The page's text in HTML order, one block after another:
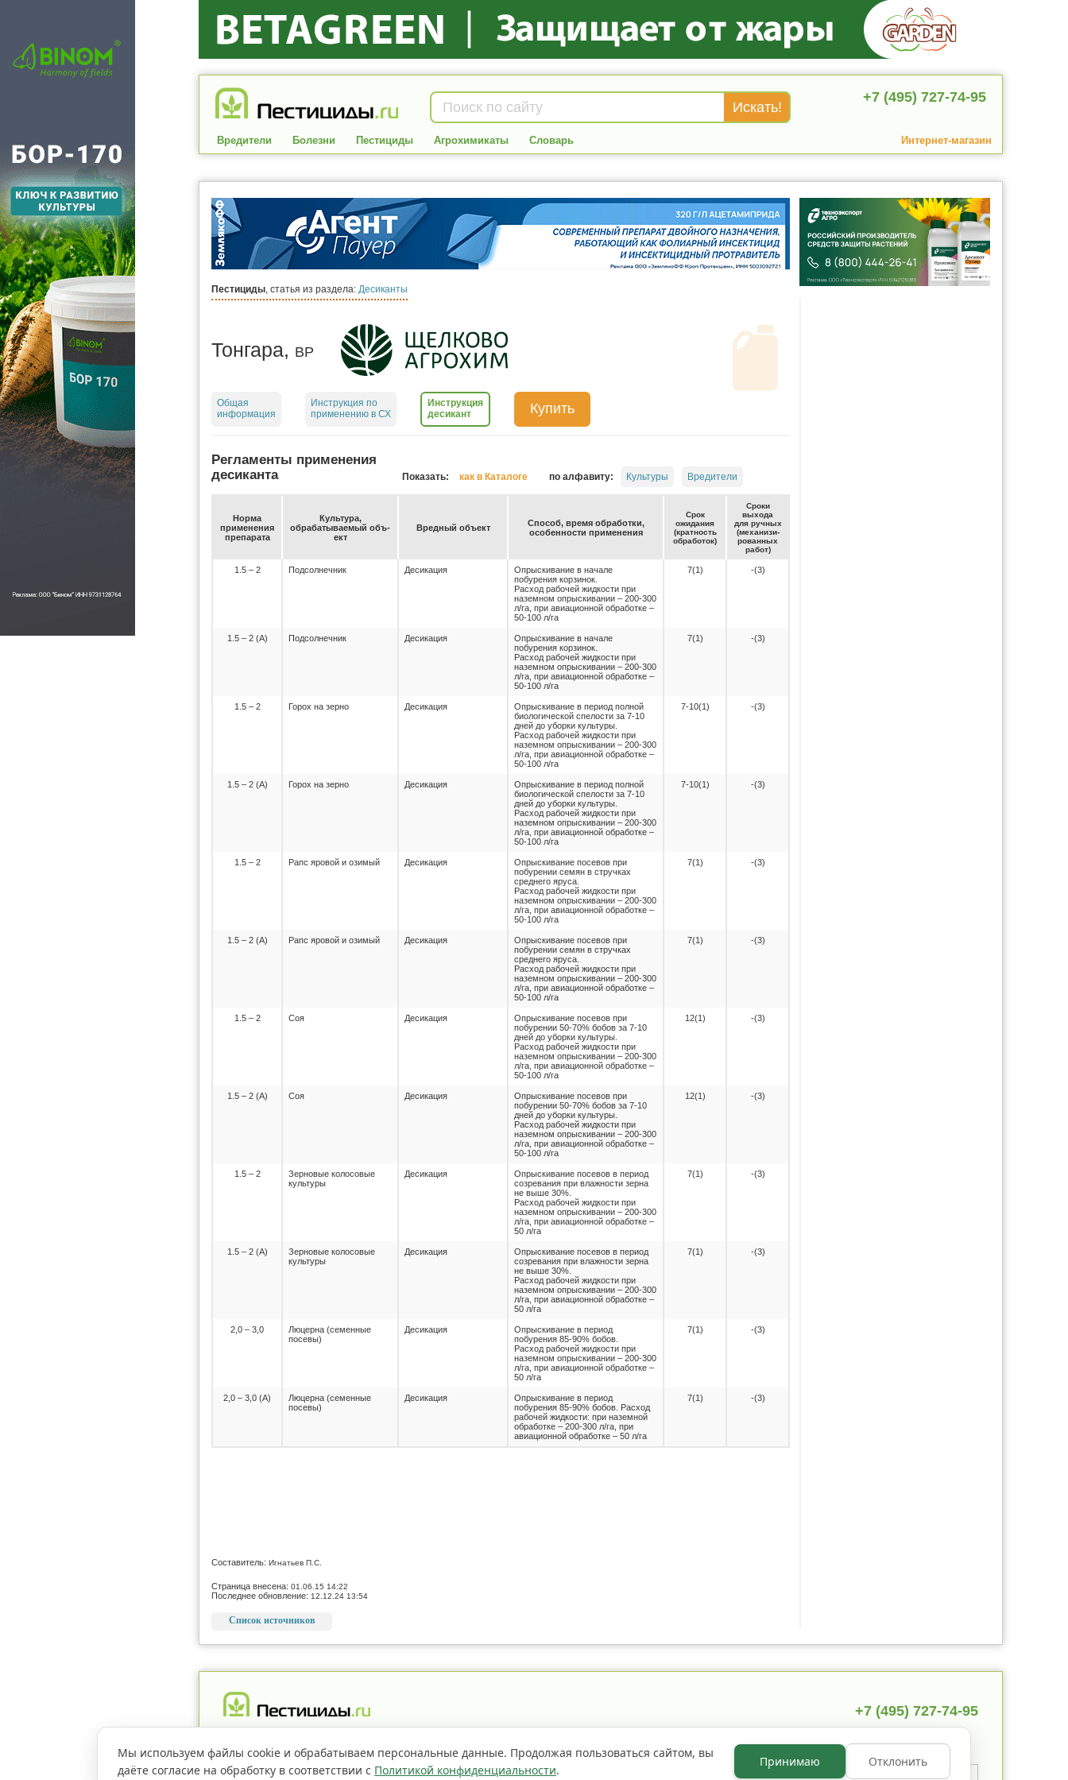
+7 (495) 727-74-95
Вредители Болезни Пестициды Агрохимикаты Словарь Интернет-магазин
Пестициды, статья из раздела: Десиканты
Тонгара, ВР
Общая
информация
Инструкция по
применению в СХ
Инструкция
десикант
Купить
Регламенты применения
десиканта
Показать: как в Каталоге по алфавиту: Культуры Вредители
Нор­ма
при­ме­не­ния
пре­па­ра­та
Куль­ту­ра,
об­ра­ба­ты­ва­емый объ­
ект
Вред­ный объ­ект
Спо­соб, вре­мя об­ра­бот­ки,
осо­бен­нос­ти при­ме­не­ния
Срок
ожи­да­ния
(крат­ность
об­ра­бо­ток)
Сро­ки
вы­хо­да
для руч­ных
(ме­ха­ни­зи­
ро­ван­ных
ра­бот)
1.5 – 2 Подсолнечник Десикация
Опрыскивание в начале
побурения корзинок.
Расход рабочей жидкости при
наземном опрыскивании – 200-300
л/га, при авиационной обработке –
50-100 л/га
7(1) -(3)
1.5 – 2 (А) Подсолнечник Десикация
Опрыскивание в начале
побурения корзинок.
Расход рабочей жидкости при
наземном опрыскивании – 200-300
л/га, при авиационной обработке –
50-100 л/га
7(1) -(3)
1.5 – 2 Горох на зерно Десикация
Опрыскивание в период полной
биологической спелости за 7-10
дней до уборки культуры.
Расход рабочей жидкости при
наземном опрыскивании – 200-300
л/га, при авиационной обработке –
50-100 л/га
7-10(1) -(3)
1.5 – 2 (А) Горох на зерно Десикация
Опрыскивание в период полной
биологической спелости за 7-10
дней до уборки культуры.
Расход рабочей жидкости при
наземном опрыскивании – 200-300
л/га, при авиационной обработке –
50-100 л/га
7-10(1) -(3)
1.5 – 2 Рапс яровой и озимый Десикация
Опрыскивание посевов при
побурении семян в стручках
среднего яруса.
Расход рабочей жидкости при
наземном опрыскивании – 200-300
л/га, при авиационной обработке –
50-100 л/га
7(1) -(3)
1.5 – 2 (А) Рапс яровой и озимый Десикация
Опрыскивание посевов при
побурении семян в стручках
среднего яруса.
Расход рабочей жидкости при
наземном опрыскивании – 200-300
л/га, при авиационной обработке –
50-100 л/га
7(1) -(3)
1.5 – 2 Соя Десикация
Опрыскивание посевов при
побурении 50-70% бобов за 7-10
дней до уборки культуры.
Расход рабочей жидкости при
наземном опрыскивании – 200-300
л/га, при авиационной обработке –
50-100 л/га
12(1) -(3)
1.5 – 2 (А) Соя Десикация
Опрыскивание посевов при
побурении 50-70% бобов за 7-10
дней до уборки культуры.
Расход рабочей жидкости при
наземном опрыскивании – 200-300
л/га, при авиационной обработке –
50-100 л/га
12(1) -(3)
1.5 – 2
Зерновые колосовые
культуры
Десикация
Опрыскивание посевов в период
созревания при влажности зерна
не выше 30%.
Расход рабочей жидкости при
наземном опрыскивании – 200-300
л/га, при авиационной обработке –
50 л/га
7(1) -(3)
1.5 – 2 (А)
Зерновые колосовые
культуры
Десикация
Опрыскивание посевов в период
созревания при влажности зерна
не выше 30%.
Расход рабочей жидкости при
наземном опрыскивании – 200-300
л/га, при авиационной обработке –
50 л/га
7(1) -(3)
2,0 – 3,0
Люцерна (семенные
посевы)
Десикация
Опрыскивание в период
побурения 85-90% бобов.
Расход рабочей жидкости при
наземном опрыскивании – 200-300
л/га, при авиационной обработке –
50 л/га
7(1) -(3)
2,0 – 3,0 (А)
Люцерна (семенные
посевы)
Десикация
Опрыскивание в период
побурения 85-90% бобов. Расход
рабочей жидкости: при наземной
обработке – 200-300 л/га, при
авиационной обработке – 50 л/га
7(1) -(3)
Составитель: Игнатьев П.С.
Страница внесена: 01.06.15 14:22
Последнее обновление: 12.12.24 13:54
Список источников
+7 (495) 727-74-95
Если не указано иное, содержимое
Мы используем файлы cookie и обрабатываем персональные данные. Продолжая пользоваться сайтом, вы
даёте согласие на обработку в соответствии с Политикой конфиденциальности.
Принимаю Отклонить